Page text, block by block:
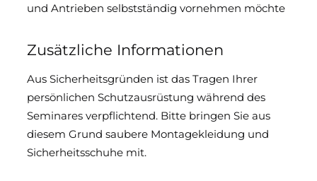
und Antrieben selbstständig vornehmen möchte
Zusätzliche Informationen
Aus Sicherheitsgründen ist das Tragen Ihrer
persönlichen Schutzausrüstung während des
Seminares verpflichtend. Bitte bringen Sie aus
diesem Grund saubere Montagekleidung und
Sicherheitsschuhe mit.